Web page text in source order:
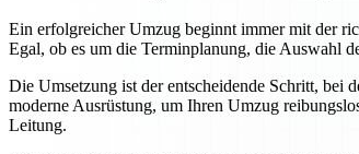
Ein erfolgreicher Umzug beginnt immer mit der
Egal, ob es um die Terminplanung, die Auswahl
Die Umsetzung ist der entscheidende Schritt, bei
moderne Ausrüstung, um Ihren Umzug
Leitung.